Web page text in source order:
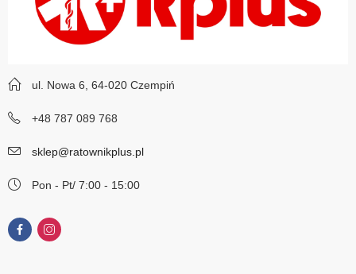
ul. Nowa 6, 64-020 Czempiń
+48 787 089 768
sklep@ratownikplus.pl
Pon - Pt/ 7:00 - 15:00